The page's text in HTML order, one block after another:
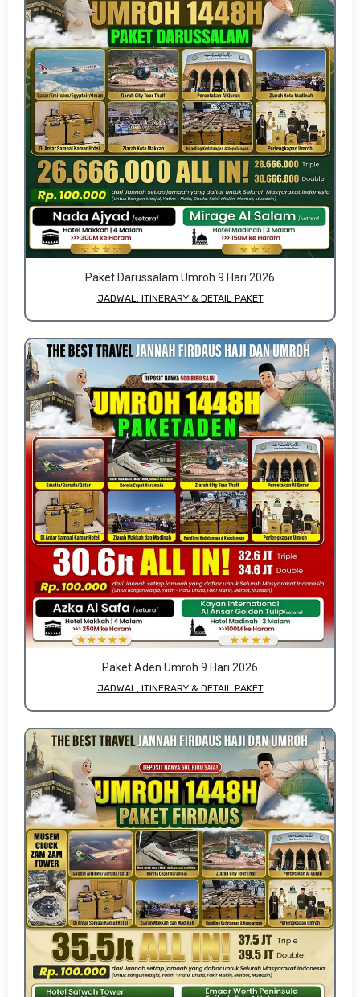
Paket Darussalam Umroh 9 Hari 2026
JADWAL, ITINERARY & DETAIL PAKET
Paket Aden Umroh 9 Hari 2026
JADWAL, ITINERARY & DETAIL PAKET